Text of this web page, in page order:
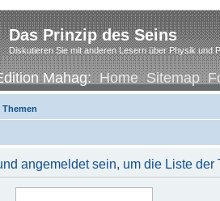
Das Prinzip des Seins
Diskutieren Sie mit anderen Lesern über Physik und
Mahag:Home Sitemap
angemeldet sein, um die Liste